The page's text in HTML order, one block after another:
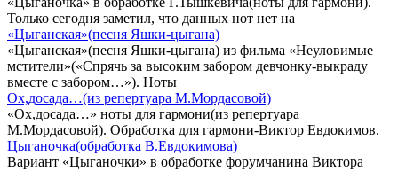
Только сегодня заметил, что данных нот нет на
«Цыганская»(песня Яшки-цыгана)
«Цыганская»(песня Яшки-цыгана) из фильма «Неуловимые
мстители»(«Спрячь за высоким забором девчонку-выкраду
вместе с забором…»). Ноты
Ох,досада…(из репертуара М.Мордасовой)
«Ох,досада…» ноты для гармони(из репертуара
М.Мордасовой). Обработка для гармони-Виктор Евдокимов.
Цыганочка(обработка В.Евдокимова)
Вариант «Цыганочки» в обработке форумчанина Виктора